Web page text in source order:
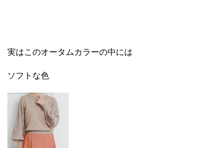
実はこのオータムカラーの中には
ソフトな色